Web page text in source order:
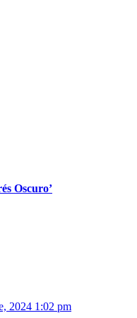
Oscuro’
2024 1:02 pm